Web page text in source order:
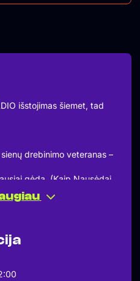
išstojimas šiemet, tad
drebinimo veteranas –
gėda. (Kaip Nausėdai